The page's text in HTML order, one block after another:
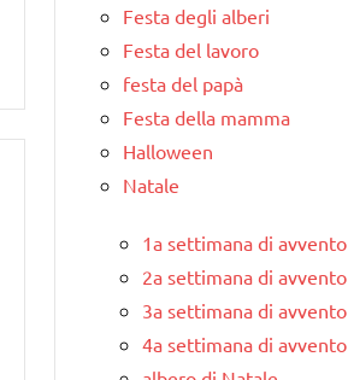
Festa degli alberi
Festa del lavoro
festa del papà
Festa della mamma
Halloween
Natale
1a settimana di avvento
2a settimana di avvento
3a settimana di avvento
4a settimana di avvento